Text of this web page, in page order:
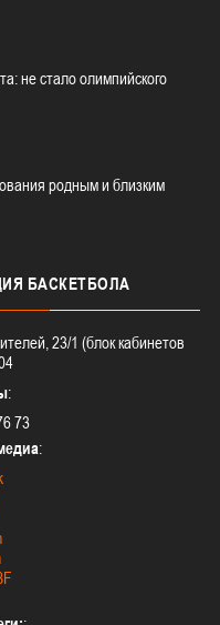
не стало олимпийского
родным и близким
БАСКЕТБОЛА
23/1 (блок кабинетов
:
73
: